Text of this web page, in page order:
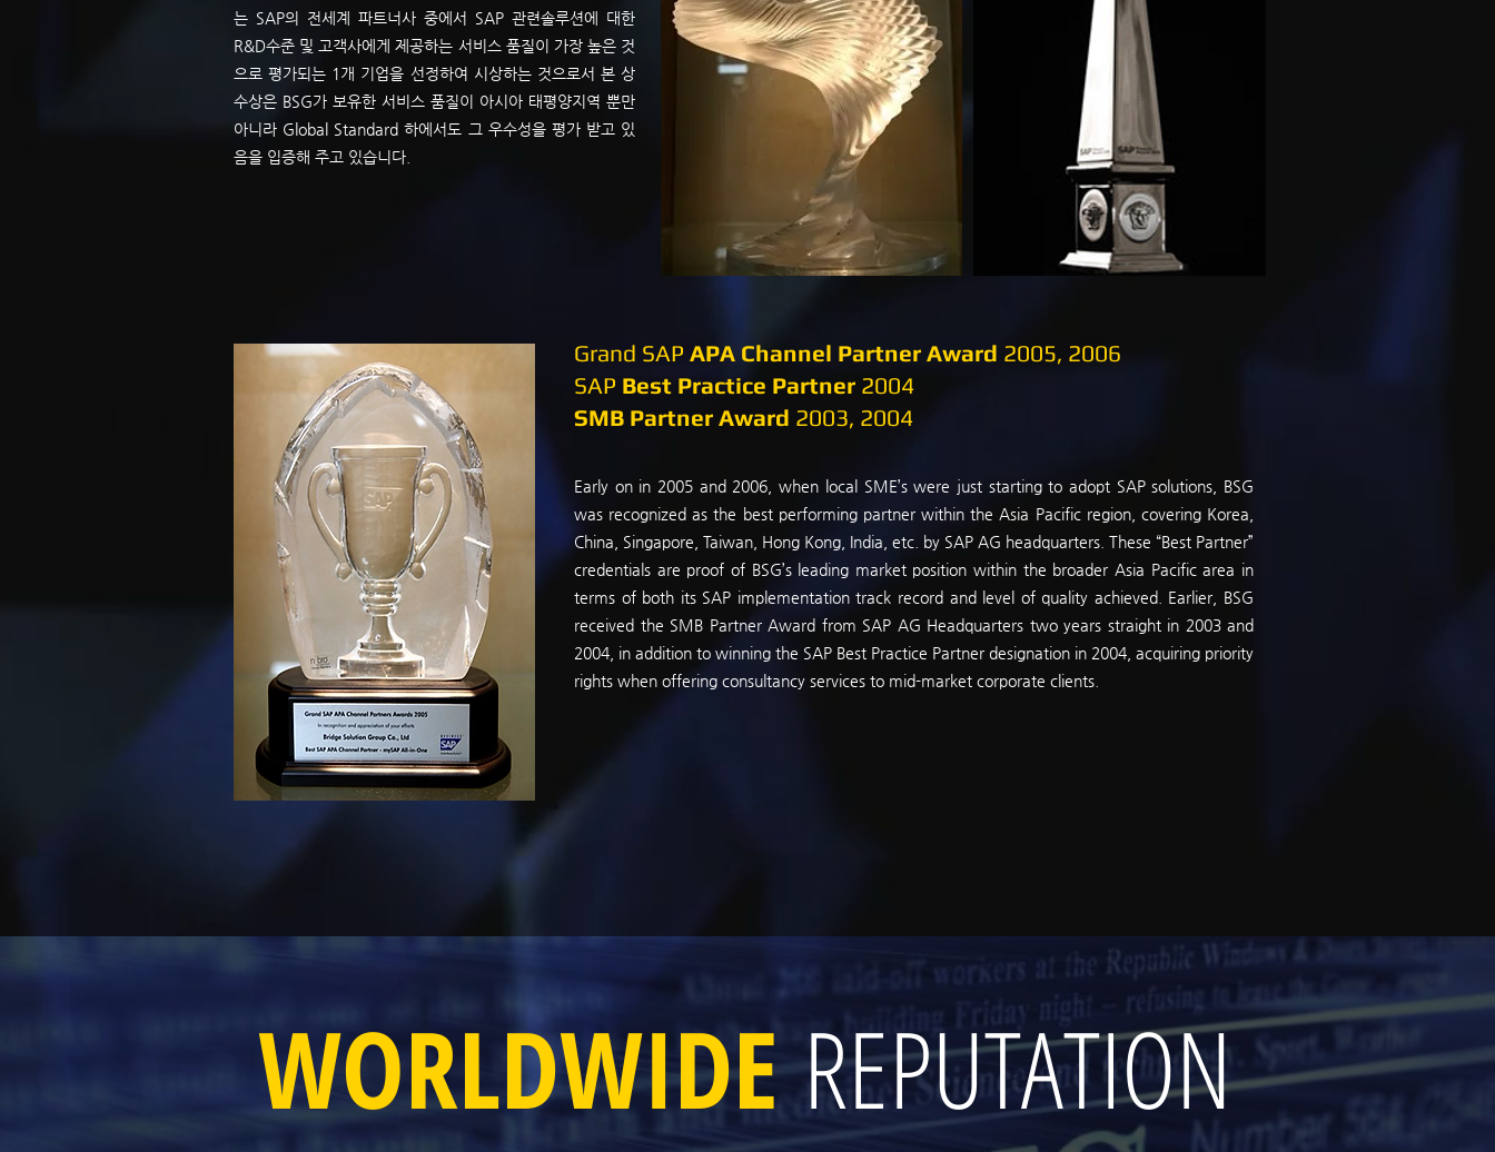
는 SAP의 전세계 파트너사 중에서 SAP 관련솔루션에 대한
R&D수준 및 고객사에게 제공하는 서비스 품질이 가장 높은 것
으로 평가되는 1개 기업을 선정하여 시상하는 것으로서 본 상
수상은 BSG가 보유한 서비스 품질이 아시아 태평양지역 뿐만
아니라 Global Standard 하에서도 그 우수성을 평가 받고 있
음을 입증해 주고 있습니다.
Grand SAP APA Channel Partner Award 2005, 2006
SAP Best Practice Partner 2004
SMB Partner Award 2003, 2004
Early on in 2005 and 2006, when local SME’s were just starting to adopt SAP solutions, BSG
was recognized as the best performing partner within the Asia Pacific region, covering Korea,
China, Singapore, Taiwan, Hong Kong, India, etc. by SAP AG headquarters. These “Best Partner”
credentials are proof of BSG’s leading market position within the broader Asia Pacific area in
terms of both its SAP implementation track record and level of quality achieved. Earlier, BSG
received the SMB Partner Award from SAP AG Headquarters two years straight in 2003 and
2004, in addition to winning the SAP Best Practice Partner designation in 2004, acquiring priority
rights when offering consultancy services to mid-market corporate clients.
WORLDWIDEREPUTATION